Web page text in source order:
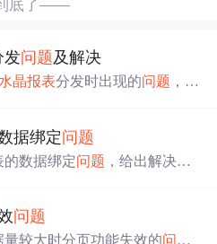
底了——
发问题及解决
水晶报表分发时出现的问题 ，并
据绑定问题
的数据绑定问题 ，给出解决办
实现子报表数据绑定。
问题
量较大时分页功能失效的问题